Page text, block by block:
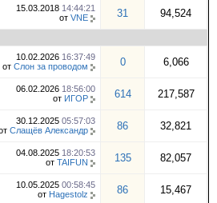
15.03.2018 14:44:21
от VNE 31 94,524
10.02.2026 16:37:49
от Слон за проводом 0 6,066
06.02.2026 18:56:00
от ИГOР 614 217,587
30.12.2025 05:57:03
Слащёв Александр 86 32,821
04.08.2025 18:20:53
от TAIFUN 135 82,057
10.05.2025 00:58:45
от Hagestolz 86 15,467